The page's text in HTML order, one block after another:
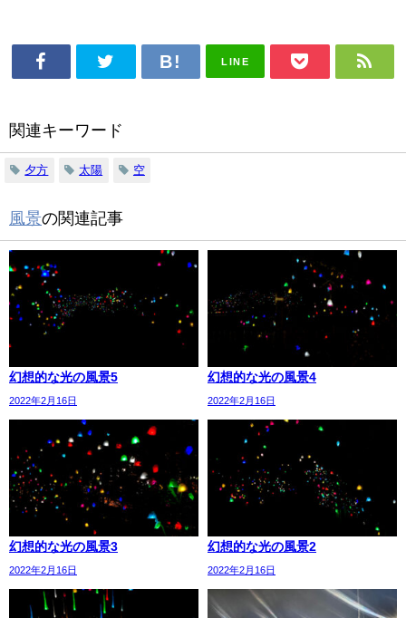
LINE
関連キーワード
夕方 太陽 空
風景の関連記事
幻想的な光の風景5
2022年2月16日
幻想的な光の風景4
2022年2月16日
幻想的な光の風景3
2022年2月16日
幻想的な光の風景2
2022年2月16日